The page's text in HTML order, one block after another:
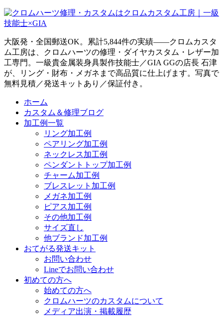
大阪発・全国郵送OK。累計5,844件の実績——クロムカスタ
ム工房は、クロムハーツの修理・ダイヤカスタム・レザー加
工専門。一級貴金属装身具製作技能士／GIA GGの店長 石津
が、リング・財布・メガネまで高品質に仕上げます。写真で
無料見積／発送キットあり／保証付き。
ホーム
カスタム＆修理ブログ
加工例一覧
リング加工例
ペアリング加工例
ネックレス加工例
ペンダントトップ加工例
チャーム加工例
ブレスレット加工例
メガネ加工例
ピアス加工例
その他加工例
サイズ直し
他ブランド加工例
おてがる発送キット
お問い合わせ
Lineでお問い合わせ
初めての方へ
始めての方へ
クロムハーツのカスタムについて
メディア出演・掲載履歴